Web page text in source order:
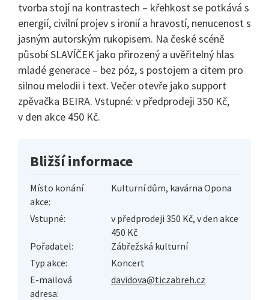
tvorba stojí na kontrastech – křehkost se potkává s
energií, civilní projev s ironií a hravostí, nenucenost s
jasným autorským rukopisem. Na české scéně
působí SLAVÍČEK jako přirozený a uvěřitelný hlas
mladé generace – bez póz, s postojem a citem pro
silnou melodii i text. Večer otevře jako support
zpěvačka BEIRA. Vstupné: v předprodeji 350 Kč,
v den akce 450 Kč.
Bližší informace
Místo konání
akce:
Kulturní dům, kavárna Opona
Vstupné:
v předprodeji 350 Kč, v den akce
450 Kč
Pořadatel:
Zábřežská kulturní
Typ akce:
Koncert
E-mailová
adresa:
davidova@ticzabreh.cz